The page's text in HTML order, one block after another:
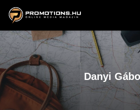
ZENE, FILM & KULT
Danyi